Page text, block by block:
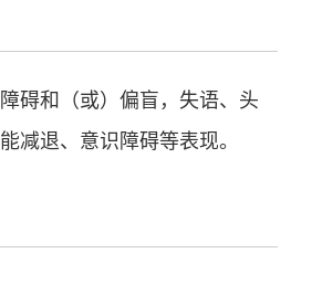
碍和（或）偏盲，失语、头
减退、意识障碍等表现。